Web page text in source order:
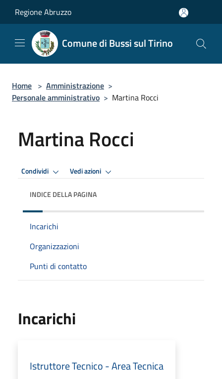
Regione Abruzzo
Comune di Bussi sul Tirino
Home > Amministrazione >
Personale amministrativo > Martina Rocci
Martina Rocci
Condividi Vedi azioni
INDICE DELLA PAGINA
Incarichi
Organizzazioni
Punti di contatto
Incarichi
Istruttore Tecnico - Area Tecnica